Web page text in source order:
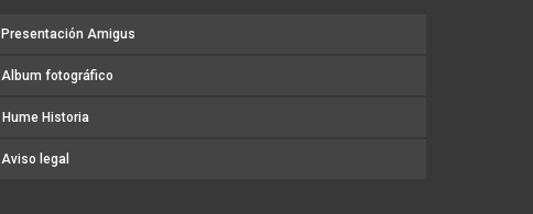
Presentación Amigus
Album fotográfico
Hume Historia
Aviso legal